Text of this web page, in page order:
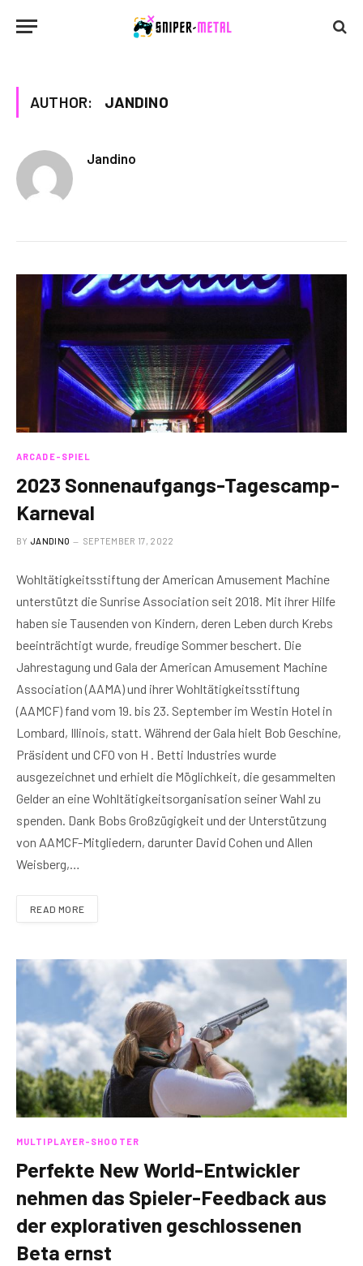
AUTHOR: JANDINO
Jandino
ARCADE-SPIEL
2023 Sonnenaufgangs-Tagescamp-
Karneval
BY JANDINO SEPTEMBER 17, 2022
Wohltätigkeitsstiftung der American Amusement Machine
unterstützt die Sunrise Association seit 2018. Mit ihrer Hilfe
haben sie Tausenden von Kindern, deren Leben durch Krebs
beeinträchtigt wurde, freudige Sommer beschert. Die
Jahrestagung und Gala der American Amusement Machine
Association (AAMA) und ihrer Wohltätigkeitsstiftung
(AAMCF) fand vom 19. bis 23. September im Westin Hotel in
Lombard, Illinois, statt. Während der Gala hielt Bob Geschine,
Präsident und CFO von H . Betti Industries wurde
ausgezeichnet und erhielt die Möglichkeit, die gesammelten
Gelder an eine Wohltätigkeitsorganisation seiner Wahl zu
spenden. Dank Bobs Großzügigkeit und der Unterstützung
von AAMCF-Mitgliedern, darunter David Cohen und Allen
Weisberg,…
READ MORE
MULTIPLAYER-SHOOTER
Perfekte New World-Entwickler
nehmen das Spieler-Feedback aus
der explorativen geschlossenen
Beta ernst